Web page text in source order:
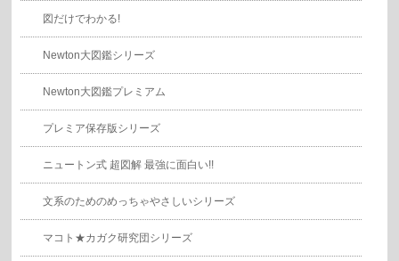
図だけでわかる!
Newton大図鑑シリーズ
Newton大図鑑プレミアム
プレミア保存版シリーズ
ニュートン式 超図解 最強に面白い!!
文系のためのめっちゃやさしいシリーズ
マコト★カガク研究団シリーズ